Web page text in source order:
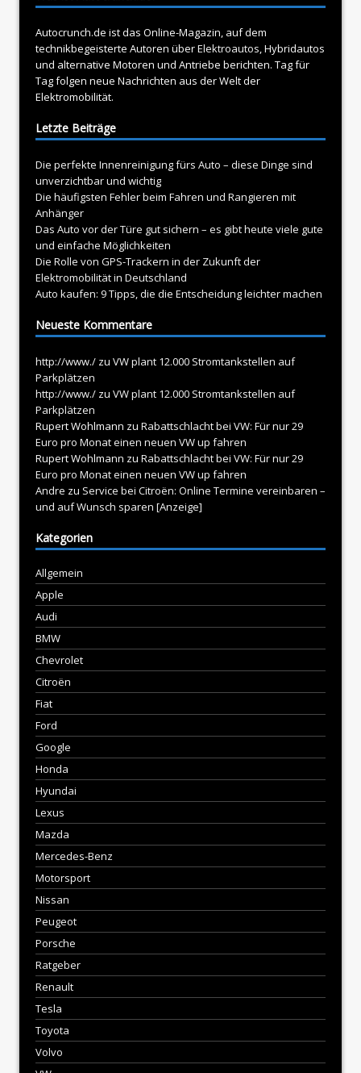
Autocrunch.de ist das Online-Magazin, auf dem
technikbegeisterte Autoren überElektroautos, Hybridautos
und alternative Motoren und Antriebe berichten. Tag für
Tag folgen neue Nachrichten aus der Welt der
Elektromobilität.
Letzte Beiträge
Die perfekte Innenreinigung fürs Auto – diese Dinge sind
unverzichtbar und wichtig
Die häufigsten Fehler beim Fahren und Rangieren mit
Anhänger
Das Auto vor der Türe gut sichern – es gibt heute viele gute
und einfache Möglichkeiten
Die Rolle von GPS-Trackern in der Zukunft der
Elektromobilität in Deutschland
Auto kaufen: 9 Tipps, die die Entscheidung leichter machen
Neueste Kommentare
http://www./ zu VW plant 12.000 Stromtankstellen auf
Parkplätzen
http://www./ zu VW plant 12.000 Stromtankstellen auf
Parkplätzen
Rupert Wohlmann zu Rabattschlacht bei VW: Für nur 29
Euro pro Monat einen neuen VW up fahren
Rupert Wohlmann zu Rabattschlacht bei VW: Für nur 29
Euro pro Monat einen neuen VW up fahren
Andre zu Service bei Citroën: Online Termine vereinbaren –
und auf Wunsch sparen [Anzeige]
Kategorien
Allgemein
Apple
Audi
BMW
Chevrolet
Citroën
Fiat
Ford
Google
Honda
Hyundai
Lexus
Mazda
Mercedes-Benz
Motorsport
Nissan
Peugeot
Porsche
Ratgeber
Renault
Tesla
Toyota
Volvo